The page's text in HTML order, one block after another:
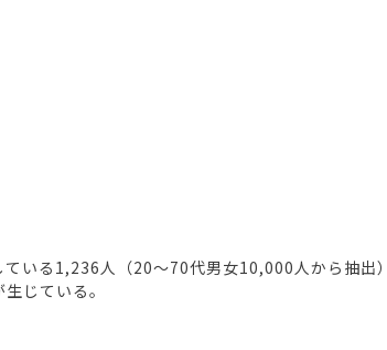
いる1,236人（20～70代男女10,000人から抽出）
じている。